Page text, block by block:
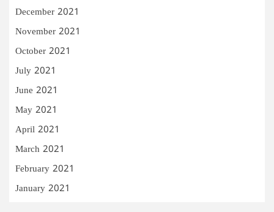
December 2021
November 2021
October 2021
July 2021
June 2021
May 2021
April 2021
March 2021
February 2021
January 2021